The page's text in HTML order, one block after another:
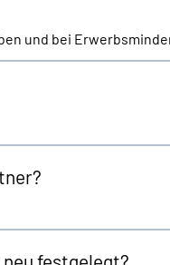
und bei